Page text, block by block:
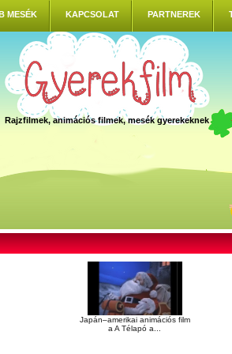
MESÉK KAPCSOLAT PARTNEREK
Rajzfilmek, animációs filmek, mesék gyerekeknek
Japán–amerikai animációs film
a A Télapó a...